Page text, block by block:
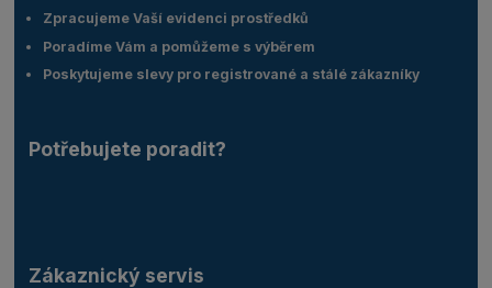
Zpracujeme Vaší evidenci prostředků
Poradíme Vám a pomůžeme s výběrem
Poskytujeme slevy pro registrované a stálé zákazníky
Potřebujete poradit?
Zákaznický servis